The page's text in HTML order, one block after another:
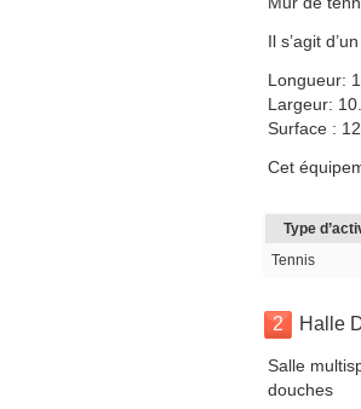
Il s’agit
Longueur:
Largeur:
Surface :
Cet
Type
Tennis
2 Halle
Salle
douches